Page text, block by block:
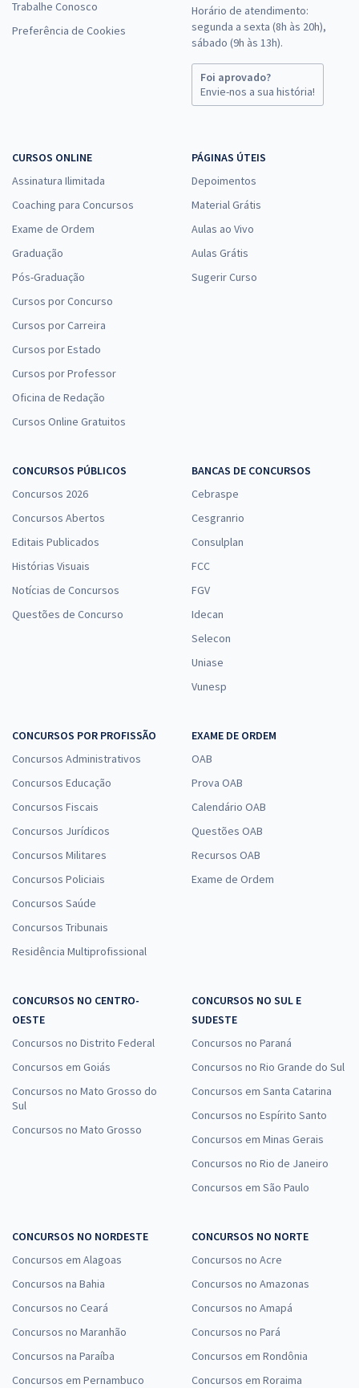
Trabalhe Conosco
Preferência de Cookies
Horário de atendimento:
segunda a sexta (8h às 20h),
sábado (9h às 13h).
Foi aprovado?
Envie-nos a sua história!
CURSOS ONLINE
Assinatura Ilimitada
Coaching para Concursos
Exame de Ordem
Graduação
Pós-Graduação
Cursos por Concurso
Cursos por Carreira
Cursos por Estado
Cursos por Professor
Oficina de Redação
Cursos Online Gratuitos
PÁGINAS ÚTEIS
Depoimentos
Material Grátis
Aulas ao Vivo
Aulas Grátis
Sugerir Curso
CONCURSOS PÚBLICOS
Concursos 2026
Concursos Abertos
Editais Publicados
Histórias Visuais
Notícias de Concursos
Questões de Concurso
BANCAS DE CONCURSOS
Cebraspe
Cesgranrio
Consulplan
FCC
FGV
Idecan
Selecon
Uniase
Vunesp
CONCURSOS POR PROFISSÃO
Concursos Administrativos
Concursos Educação
Concursos Fiscais
Concursos Jurídicos
Concursos Militares
Concursos Policiais
Concursos Saúde
Concursos Tribunais
Residência Multiprofissional
EXAME DE ORDEM
OAB
Prova OAB
Calendário OAB
Questões OAB
Recursos OAB
Exame de Ordem
CONCURSOS NO CENTRO-
OESTE
Concursos no Distrito Federal
Concursos em Goiás
Concursos no Mato Grosso do
Sul
Concursos no Mato Grosso
CONCURSOS NO SUL E
SUDESTE
Concursos no Paraná
Concursos no Rio Grande do Sul
Concursos em Santa Catarina
Concursos no Espírito Santo
Concursos em Minas Gerais
Concursos no Rio de Janeiro
Concursos em São Paulo
CONCURSOS NO NORDESTE
Concursos em Alagoas
Concursos na Bahia
Concursos no Ceará
Concursos no Maranhão
Concursos na Paraíba
Concursos em Pernambuco
CONCURSOS NO NORTE
Concursos no Acre
Concursos no Amazonas
Concursos no Amapá
Concursos no Pará
Concursos em Rondônia
Concursos em Roraima